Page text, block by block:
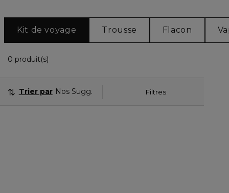
Kit de voyage Trousse Flacon
0 produit(s)
Filtres
Trier par Nos Suggestions